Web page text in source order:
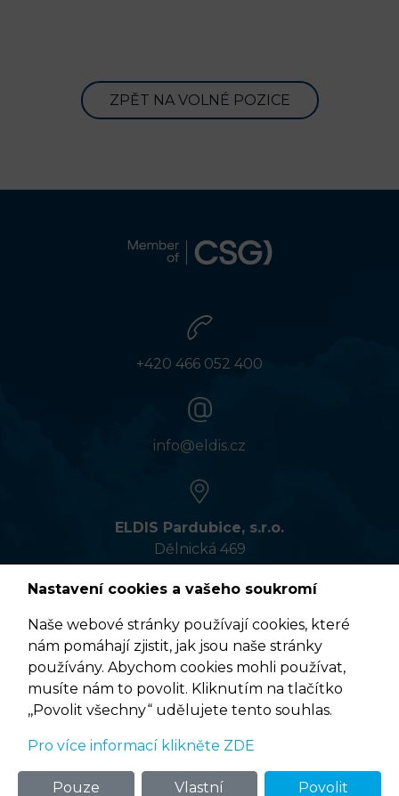
ZPĚT NA VOLNÉ POZICE
+420 466 052 400
info@eldis.cz
ELDIS Pardubice, s.r.o.
Dělnická 469
VÍCE INFORMACÍ
Podmínky užití
© 2020 ELDIS Pardubice, s.r.o. | ponovu
Nastavení cookies a vašeho soukromí
Naše webové stránky používají cookies, které
nám pomáhají zjistit, jak jsou naše stránky
používány. Abychom cookies mohli používat,
musíte nám to povolit. Kliknutím na tlačítko
,,Povolit všechny“ udělujete tento souhlas.
Pro více informací klikněte ZDE
Pouze Vlastní Povolit